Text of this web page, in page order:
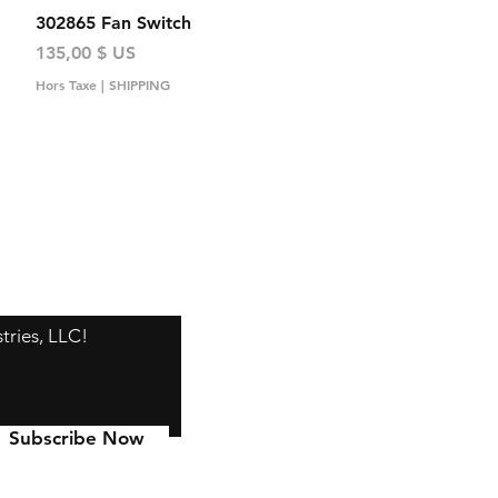
Aperçu rapide
302865 Fan Switch
Prix
135,00 $ US
Hors Taxe| SHIPPING
LLC!
Subscribe Now